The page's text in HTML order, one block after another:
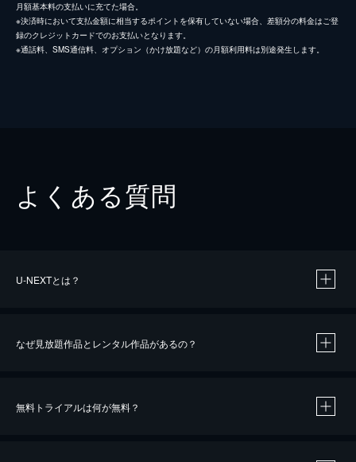
月額基本料の支払いに充てた場合。
※決済時において支払金額に相当するポイントを保有していない場合、差額分の料金はご登
録のクレジットカードでのお支払いとなります。
※通話料、SMS通信料、オプション（かけ放題など）の月額利用料は別途発生します。
よくある質問
U-NEXTとは？
なぜ見放題作品とレンタル作品があるの？
無料トライアルは何が無料？